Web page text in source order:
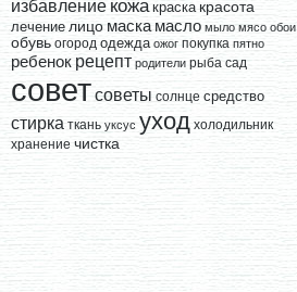
избавление кожа краска красота
лечение лицо маска масло мыло мясо обои
обувь огород одежда ожог покупка пятно
ребенок рецепт родители рыба сад
советсоветы солнце средство
стирка ткань уксус уход холодильник
хранение чистка